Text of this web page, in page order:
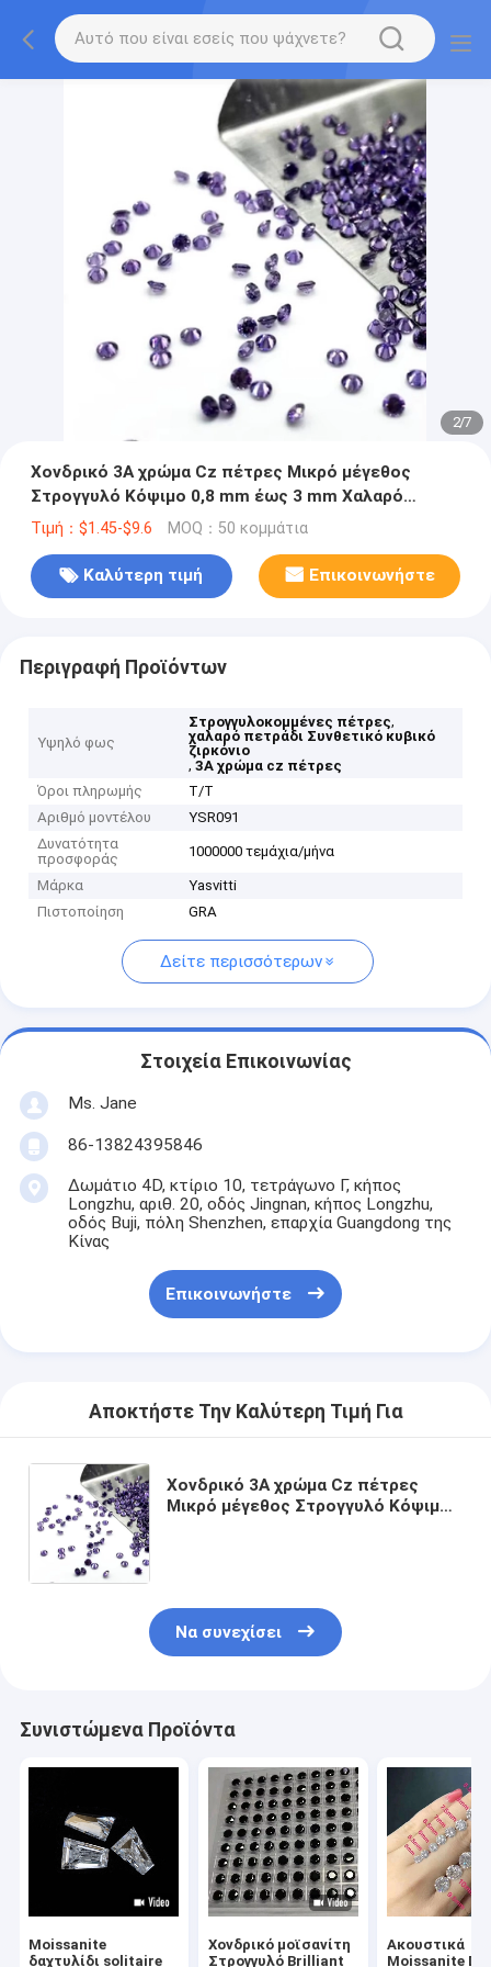
2/7
Χονδρικό 3A χρώμα Cz πέτρες Μικρό μέγεθος
Στρογγυλό Κόψιμο 0,8 mm έως 3 mm Χαλαρό
πετράδι Συνθετική κυβική ζιρκόνια προς πώληση
Τιμή：$1.45-$9.6 MOQ：50 κομμάτια
Καλύτερη τιμή Επικοινωνήστε
Περιγραφή Προϊόντων
Υψηλό φως
Στρογγυλοκομμένες πέτρες,
χαλαρό πετράδι Συνθετικό κυβικό
ζιρκόνιο
,3A χρώμα cz πέτρες
Όροι πληρωμής
Τ/Τ
Αριθμό μοντέλου
YSR091
Δυνατότητα
προσφοράς
1000000 τεμάχια/μήνα
Μάρκα
Yasvitti
Πιστοποίηση
GRA
Δείτε περισσότερων
Στοιχεία Επικοινωνίας
Ms. Jane
86-13824395846
Δωμάτιο 4D, κτίριο 10, τετράγωνο Γ, κήπος
Longzhu, αριθ. 20, οδός Jingnan, κήπος Longzhu,
οδός Buji, πόλη Shenzhen, επαρχία Guangdong της
Κίνας
Επικοινωνήστε
Αποκτήστε Την Καλύτερη Τιμή Για
Χονδρικό 3A χρώμα Cz πέτρες
Μικρό μέγεθος Στρογγυλό Κόψιμο
Να συνεχίσει
Συνιστώμενα Προϊόντα
Moissanite
δαχτυλίδι solitaire
Χονδρικό μοϊσανίτη
Στρογγυλό Brilliant
Ακουστικά
Moissanite